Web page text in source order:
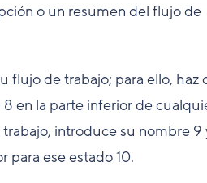
o un resumen del flujo de
flujo de trabajo; para ello, haz
8 en la parte inferior de
introduce su nombre 9
para ese estado10.